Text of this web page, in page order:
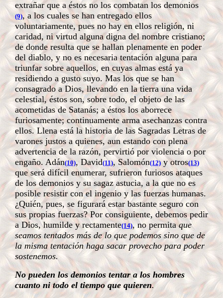
extrañar que a éstos no los combatan los demonios
(9), a los cuales se han entregado ellos
voluntariamente, pues no hay en ellos religión, ni
caridad, ni virtud alguna digna del nombre cristiano;
de donde resulta que se hallan plenamente en poder
del diablo, y no es necesaria tentación alguna para
triunfar sobre aquellos, en cuyas almas está ya
residiendo a gusto suyo. Mas los que se han
consagrado a Dios, llevando en la tierra una vida
celestial, éstos son, sobre todo, el objeto de las
acometidas de Satanás; a éstos los aborrece
furiosamente; continuamente arma asechanzas contra
ellos. Llena está la historia de las Sagradas Letras de
varones justos a quienes, aun estando con plena
advertencia de la razón, pervirtió por violencia o por
engaño. Adán(10), David(11), Salomón(12)y otros(13)
que será difícil enumerar, sufrieron furiosos ataques
de los demonios y su sagaz astucia, a la que no es
posible resistir con el ingenio y las fuerzas humanas.
¿Quién, pues, se figurará estar bastante seguro con
sus propias fuerzas? Por consiguiente, debemos pedir
a Dios, humilde y rectamente(14), no permitaque
seamos tentados más de lo que podemos sino que de
la misma tentación haga sacar provecho para poder
sostenemos.
No pueden los demonios tentar a los hombres
cuanto ni todo el tiempo que quieren.